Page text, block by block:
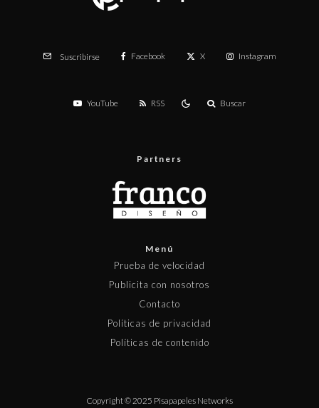
Suscribirse Facebook X Instagram
YouTube RSS Buscar
Partners
Menú
Prueba de velocidad
Publicita con nosotros
Contacto
Políticas de privacidad
Políticas de contenido
Copyright © 2025 Pisapapeles Networks